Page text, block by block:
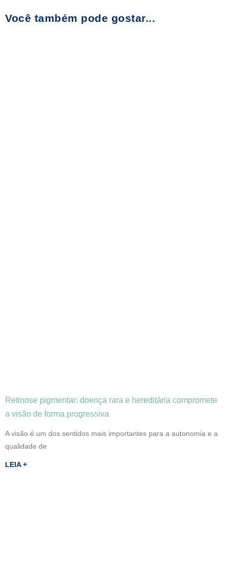
Você também pode gostar...
Retinose pigmentar: doença rara e hereditária compromete
a visão de forma progressiva
A visão é um dos sentidos mais importantes para a autonomia e a
qualidade de
LEIA +